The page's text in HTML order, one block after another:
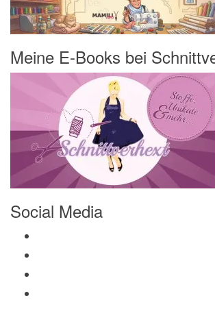
Meine E-Books bei
Social Media